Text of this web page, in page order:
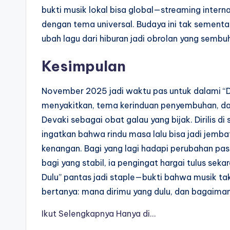
bukti musik lokal bisa global—streaming
dengan tema universal. Budaya ini tak
ubah lagu dari hiburan jadi obrolan yang
Kesimpulan
November 2025 jadi waktu pas untuk dalami
menyakitkan, tema kerinduan penyembuhan,
Devaki sebagai obat galau yang bijak. Dirilis
ingatkan bahwa rindu masa lalu bisa jadi
kenangan. Bagi yang lagi hadapi perubahan
bagi yang stabil, ia pengingat hargai tulus
Dulu” pantas jadi staple—bukti bahwa musik
bertanya: mana dirimu yang dulu, dan
Ikut Selengkapnya Hanya di…